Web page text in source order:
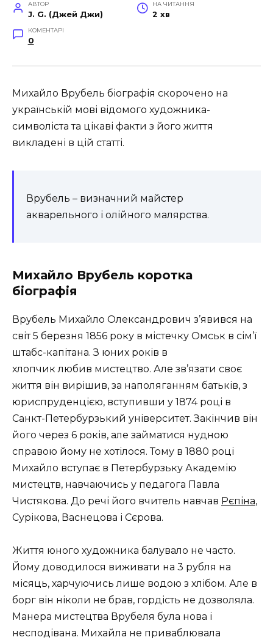
АВТОР
J. G. (Джей Джи)
НА ЧИТАННЯ
2 хв
КОМЕНТАРІ
0
Михайло Врубель біографія скорочено на
українській мові відомого художника-
символіста та цікаві факти з його життя
викладені в цій статті.
Врубель – визначний майстер
акварельного і олійного малярства.
Михайло Врубель коротка
біографія
Врубель Михайло Олександрович з’явився на
світ 5 березня 1856 року в містечку Омськ в сім’ї
штабс-капітана. З юних років в
хлопчик любив мистецтво. Але зв’язати своє
життя він вирішив, за наполяганням батьків, з
юриспруденцією, вступивши у 1874 році в
Санкт-Петербурзький університет. Закінчив він
його через 6 років, але займатися нудною
справою йому не хотілося. Тому в 1880 році
Михайло вступає в Петербурзьку Академію
мистецтв, навчаючись у педагога Павла
Чистякова. До речі його вчитель навчав Рєпіна,
Сурікова, Васнецова і Сєрова.
Життя юного художника балувало не часто.
Йому доводилося виживати на 3 рубля на
місяць, харчуючись лише водою з хлібом. Але в
борг він ніколи не брав, гордість не дозволяла.
Манера мистецтва Врубеля була нова і
несподівана. Михайла не приваблювала